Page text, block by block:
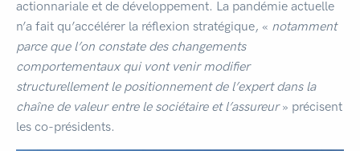
actionnariale et de développement. La pandémie actuelle
n’a fait qu’accélérer la réflexion stratégique, « notamment
parce que l’on constate des changements
comportementaux qui vont venir modifier
structurellement le positionnement de l’expert dans la
chaîne de valeur entre le sociétaire et l’assureur» précisent
les co-présidents.